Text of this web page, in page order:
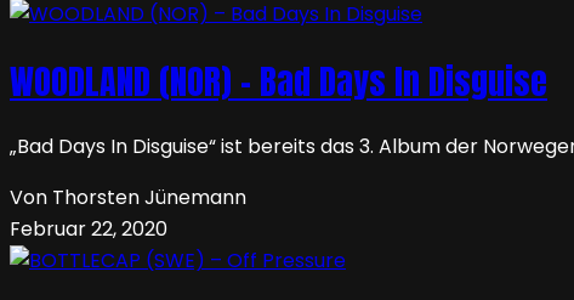
WOODLAND (NOR) – Bad Days In Disguise
„Bad Days In Disguise“ ist bereits das 3. Album der
Von Thorsten Jünemann
Februar 22, 2020